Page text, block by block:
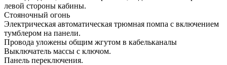
левой стороны кабины.
Стояночный огонь
Электрическая автоматическая трюмная помпа с включением
тумблером на панели.
Провода уложены общим жгутом в кабельканалы
Выключатель массы с ключом.
Панель переключения.